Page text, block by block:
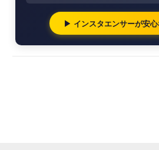
▶ インスタエンサーが安